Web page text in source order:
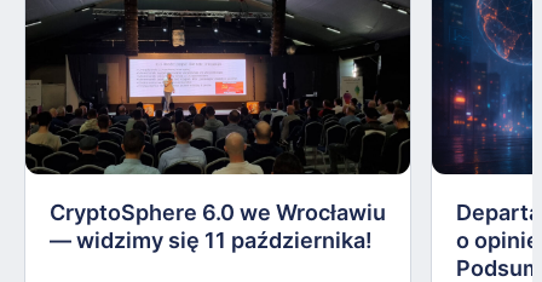
CryptoSphere 6.0 we Wrocławiu
— widzimy się 11 października!
o opinie